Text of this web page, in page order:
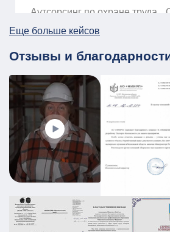
Аутсорсинг по охране труда
ПЛДЧС для МБУ ДО
центр «Смена»
ГО и ЧС
ПДЛЧС
19.08.2025
Промышленный объект РТИ:
категорирование,
Плана охраны объекта
АТЗ Паспорт АТЗ Паспорт
Постановление
Еще больше кейсов
Отзывы и